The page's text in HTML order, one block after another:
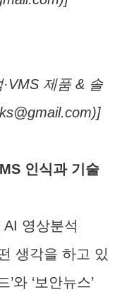
제품 & 솔
인식과 기술
영상분석
생각을 하고 있
와 ‘보안뉴스’